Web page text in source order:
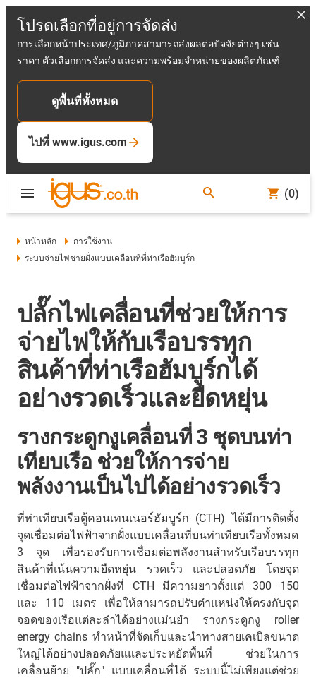
โปรดเลือกที่อยู่การจัดส่ง
การเลือกหน้าประเทศ/ภูมิภาคสามารถส่งผลต่อปัจจัยต่างๆ เช่น
ราคา ตัวเลือกการจัดส่ง และความพร้อมจำหน่ายของผลิตภัณฑ์
ดูพื้นที่ทั้งหมด
ไปที่ www.igus.com
(0)
หน้าหลัก
การใช้งาน
ระบบจ่ายไฟชายฝั่งแบบเคลื่อนที่ที่ท่าเรือฮัมบูร์ก
ปลั๊กไฟเคลื่อนที่ช่วยให้การ
จ่ายไฟให้กับเรือบรรทุก
สินค้าที่ท่าเรือฮัมบูร์กได้
อย่างรวดเร็วและยืดหยุ่น
รางกระดูกงูเคลื่อนที่ 3 ชุดบนท่า
เทียบเรือ ช่วยให้การจ่าย
พลังงานเป็นไปได้อย่างรวดเร็ว
ที่ท่าเทียบเรือตู้คอนเทนเนอร์ฮัมบูร์ก (CTH) ได้มีการติดตั้ง
จุดเชื่อมต่อไฟฟ้าจากฝั่งแบบเคลื่อนที่บนท่าเทียบเรือทั้งหมด
3 จุด เพื่อรองรับการเชื่อมต่อพลังงานสำหรับเรือบรรทุก
สินค้าที่เน้นความยืดหยุ่น รวดเร็ว และปลอดภัย โดยจุด
เชื่อมต่อไฟฟ้าจากฝั่งที่ CTH มีความยาวตั้งแต่ 300 150
และ 110 เมตร เพื่อให้สามารถปรับตำแหน่งให้ตรงกับจุด
จอดของเรือแต่ละลำได้อย่างแม่นยำ รางกระดูกงู roller
energy chains ทำหน้าที่จัดเก็บและนำทางสายเคเบิลขนาด
ใหญ่ได้อย่างปลอดภัยแและประหยัดพื้นที่ ช่วยในการ
เคลื่อนย้าย "ปลั๊ก" แบบเคลื่อนที่ได้ ระบบนี้ไม่เพียงแต่ช่วย